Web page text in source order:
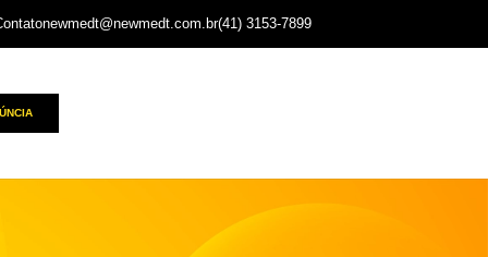
newmedt@newmedt.com.br(41) 3153-7899